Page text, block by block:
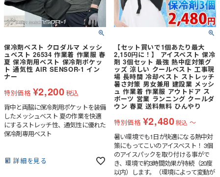
保冷剤ベスト クロダルマ メッシ
ュベスト 26534 作業着 作業服 春
夏 保冷剤用ベスト 保冷剤ポケッ
ト 通気性 AIR SENSOR-1 イン
ナー
特別価格 ¥2,200税込
背中と両脇に保冷剤用ポケットを装備
したメッシュベスト 夏の作業を快適
にするストレッチ性、通気性に優れた
保冷剤専用ベスト
詳細を見る
【セット買いで1個あたり最大
2,150円に！】 アイスベスト 保冷
剤 3個セット 最強 熱中症対策グ
ッズ 涼しい クールベスト 工事現
場 長時間 冷却ベスト ストレッチ
暑さ対策 男女兼用 建設業 メッシ
ュ 作業着 作業服 アウトドア ス
ポーツ 営業 ランニング クールダ
ウン 春夏 送料無料 ひんやり
特別価格 ¥2,480税込 〜
暑い環境でも1日が快適になる熱中対
策にもってこいのアイスベスト！ 3個
のアイスパックを取り付ける事がで
き、環境で約3時間効果が持続（20度
以内）します。（環境によって変動が